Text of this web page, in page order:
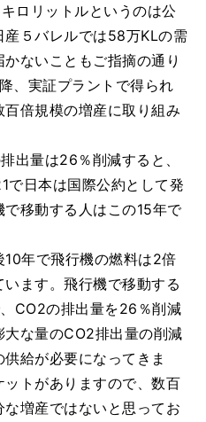
ロリットルというのは公
５バレルでは58万KLの需
ないこともご指摘の通り
、実証プラントで得られ
倍規模の増産に取り組み
出量は26％削減すると、
で日本は国際公約として発
移動する人はこの15年で
年で飛行機の燃料は2倍
ます。飛行機で移動する
CO2の排出量を26％削減
な量のCO2排出量の削減
給が必要になってきま
トがありますので、数百
増産ではないと思ってお